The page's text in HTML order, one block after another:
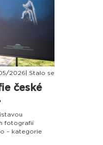
/2026| Stalo se
české
fotografií
– kategorie